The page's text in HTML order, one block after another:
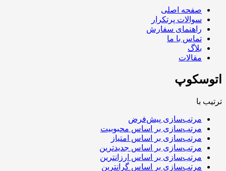
صفحه اصلی
سوالات پرتکرار
راهنمای سفارش
تماس با ما
بلاگ
مقالات
اتوسکوپ
ترتیب با
مرتب‌سازی پیش‌فرض
مرتب‌سازی بر اساس محبوبیت
مرتب‌سازی بر اساس امتیاز
مرتب‌سازی بر اساس جدیدترین
مرتب‌سازی بر اساس ارزانترین
مرتب‌سازی بر اساس گرانترین